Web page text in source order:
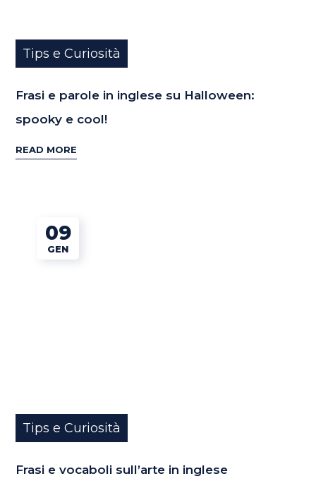
Tips e Curiosità
Frasi e parole in inglese su Halloween:
spooky e cool!
READ MORE
09
GEN
Tips e Curiosità
Frasi e vocaboli sull’arte in inglese